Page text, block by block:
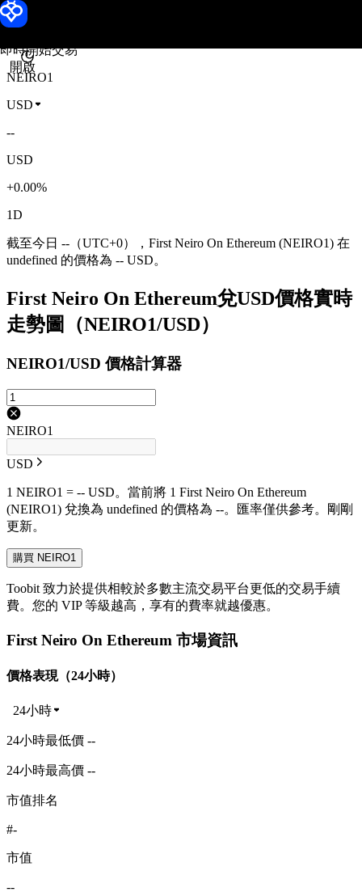
即時開始交易
開啟
First Neiro On Ethereum 價格
NEIRO1
USD
--
USD
+0.00%
1D
截至今日 --（UTC+0），First Neiro On Ethereum (NEIRO1) 在
undefined 的價格為 -- USD。
First Neiro On Ethereum兌USD價格實時
走勢圖（NEIRO1/USD）
NEIRO1/USD 價格計算器
NEIRO1
USD
1 NEIRO1 = -- USD。當前將 1 First Neiro On Ethereum
(NEIRO1) 兌換為 undefined 的價格為 --。匯率僅供參考。剛剛
更新。
購買 NEIRO1
Toobit 致力於提供相較於多數主流交易平台更低的交易手續
費。您的 VIP 等級越高，享有的費率就越優惠。
First Neiro On Ethereum 市場資訊
價格表現（24小時）
24小時
24小時最低價 --
24小時最高價 --
市值排名
#-
市值
--